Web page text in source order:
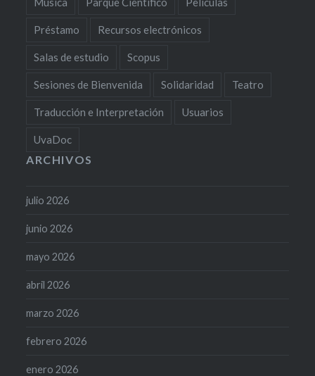
Préstamo Recursos electrónicos
Salas de estudio Scopus
Sesiones de Bienvenida Solidaridad Teatro
Traducción e Interpretación Usuarios
UvaDoc
ARCHIVOS
julio 2026
junio 2026
mayo 2026
abril 2026
marzo 2026
febrero 2026
enero 2026